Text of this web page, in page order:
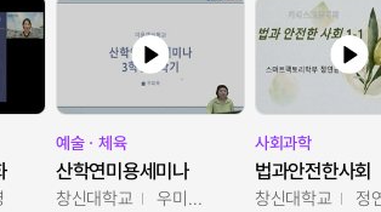
예술ㆍ체육
산학연미용세미나
창신대학교 우미옥,오윤경,박선이
사회과학
법과안전한사회
창신대학교 정